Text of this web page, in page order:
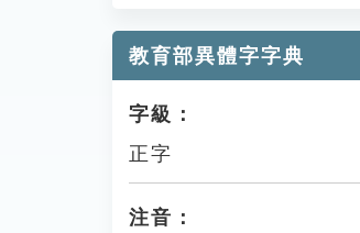
教育部異體字字典
字級：
正字
注音：